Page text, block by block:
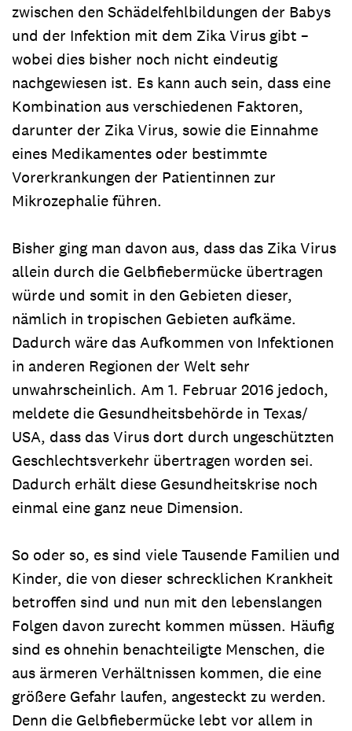
zwischen den Schädelfehlbildungen der Babys
und der Infektion mit dem Zika Virus gibt –
wobei dies bisher noch nicht eindeutig
nachgewiesen ist. Es kann auch sein, dass eine
Kombination aus verschiedenen Faktoren,
darunter der Zika Virus, sowie die Einnahme
eines Medikamentes oder bestimmte
Vorerkrankungen der Patientinnen zur
Mikrozephalie führen.
Bisher ging man davon aus, dass das Zika Virus
allein durch die Gelbfiebermücke übertragen
würde und somit in den Gebieten dieser,
nämlich in tropischen Gebieten aufkäme.
Dadurch wäre das Aufkommen von Infektionen
in anderen Regionen der Welt sehr
unwahrscheinlich. Am 1. Februar 2016 jedoch,
meldete die Gesundheitsbehörde in Texas/
USA, dass das Virus dort durch ungeschützten
Geschlechtsverkehr übertragen worden sei.
Dadurch erhält diese Gesundheitskrise noch
einmal eine ganz neue Dimension.
So oder so, es sind viele Tausende Familien und
Kinder, die von dieser schrecklichen Krankheit
betroffen sind und nun mit den lebenslangen
Folgen davon zurecht kommen müssen. Häufig
sind es ohnehin benachteiligte Menschen, die
aus ärmeren Verhältnissen kommen, die eine
größere Gefahr laufen, angesteckt zu werden.
Denn die Gelbfiebermücke lebt vor allem in